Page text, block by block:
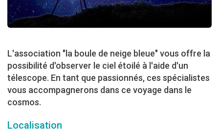
L'association "la boule de neige bleue" vous offre la
possibilité d'observer le ciel étoilé à l'aide d'un
télescope. En tant que passionnés, ces spécialistes
vous accompagnerons dans ce voyage dans le
cosmos.
Localisation